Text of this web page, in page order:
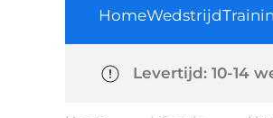
HomeWedstrijd
Levertijd: 10-14